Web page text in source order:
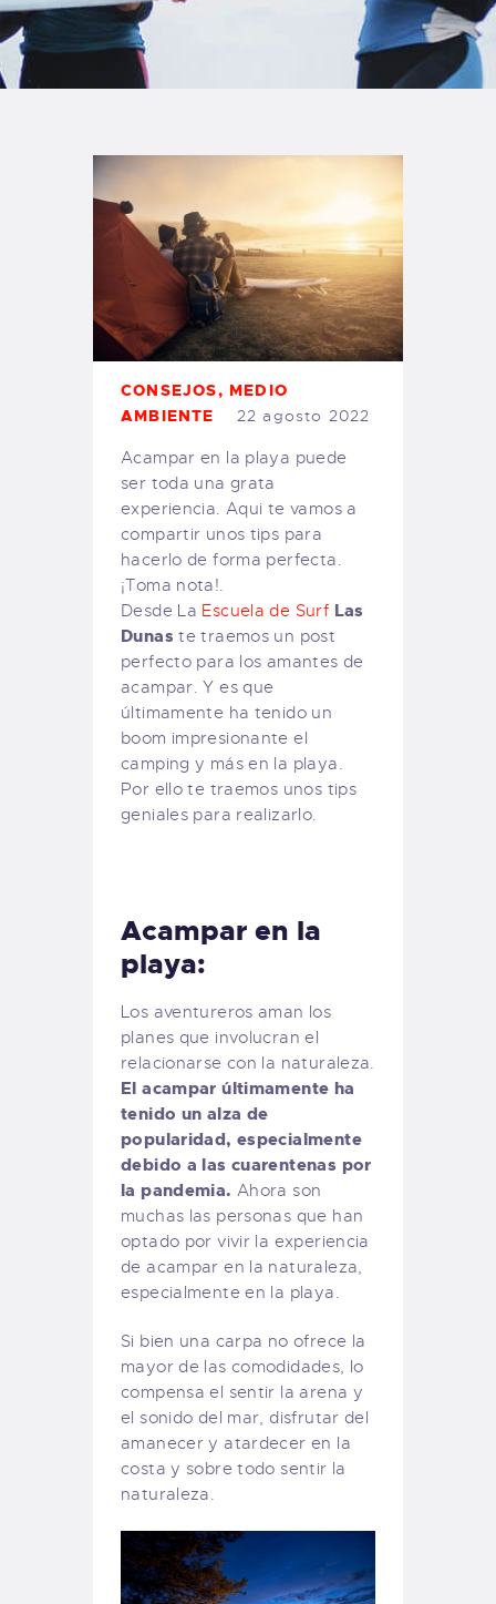
TIENDA FAMILY SURFERS
WEBCAM SALINAS
PEDIDOS
CONSEJOS, MEDIO
AMBIENTE
22 agosto 2022
Acampar en la playa puede
ser toda una grata
experiencia. Aqui te vamos a
compartir unos tips para
hacerlo de forma perfecta.
¡Toma nota!.
Desde La Escuela de Surf Las
Dunas te traemos un post
perfecto para los amantes de
acampar. Y es que
últimamente ha tenido un
boom impresionante el
camping y más en la playa.
Por ello te traemos unos tips
geniales para realizarlo.
Acampar en la
playa:
Los aventureros aman los
planes que involucran el
relacionarse con la naturaleza.
El acampar últimamente ha
tenido un alza de
popularidad, especialmente
debido a las cuarentenas por
la pandemia. Ahora son
muchas las personas que han
optado por vivir la experiencia
de acampar en la naturaleza,
especialmente en la playa.
Si bien una carpa no ofrece la
mayor de las comodidades, lo
compensa el sentir la arena y
el sonido del mar, disfrutar del
amanecer y atardecer en la
costa y sobre todo sentir la
naturaleza.